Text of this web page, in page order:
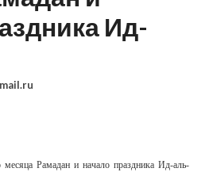
Ид-
месяца Рамадан и начало праздника Ид-аль-